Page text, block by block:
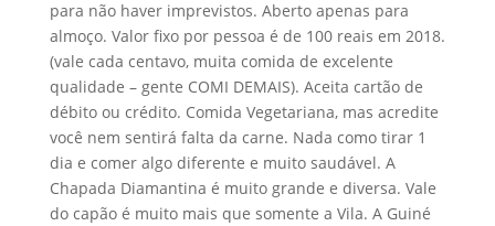
dia e comer algo diferente e muito saudável. A
Chapada Diamantina é muito grande e diversa. Vale
do capão é muito mais que somente a Vila. A Guiné
tem seus encantos de vilarejo pequeno e agora tem
restaurante digno de qualquer capital. Aventure-se
para além do básico e #botarodinhanospés
Leia também :Caminhos para Chapada Diamantina-
rodovias pela Bahia